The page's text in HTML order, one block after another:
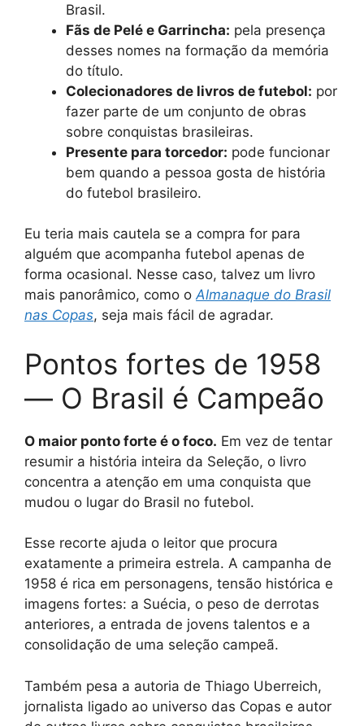
Brasil.
Fãs de Pelé e Garrincha: pela presença
desses nomes na formação da memória
do título.
Colecionadores de livros de futebol: por
fazer parte de um conjunto de obras
sobre conquistas brasileiras.
Presente para torcedor: pode funcionar
bem quando a pessoa gosta de história
do futebol brasileiro.
Eu teria mais cautela se a compra for para
alguém que acompanha futebol apenas de
forma ocasional. Nesse caso, talvez um livro
mais panorâmico, como oAlmanaque do Brasil
nas Copas, seja mais fácil de agradar.
Pontos fortes de 1958
— O Brasil é Campeão
O maior ponto forte é o foco. Em vez de tentar
resumir a história inteira da Seleção, o livro
concentra a atenção em uma conquista que
mudou o lugar do Brasil no futebol.
Esse recorte ajuda o leitor que procura
exatamente a primeira estrela. A campanha de
1958 é rica em personagens, tensão histórica e
imagens fortes: a Suécia, o peso de derrotas
anteriores, a entrada de jovens talentos e a
consolidação de uma seleção campeã.
Também pesa a autoria de Thiago Uberreich,
jornalista ligado ao universo das Copas e autor